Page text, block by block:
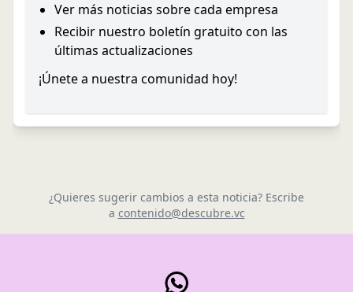
Ver más noticias sobre cada empresa
Recibir nuestro boletín gratuito con las
últimas actualizaciones
¡Únete a nuestra comunidad hoy!
¿Quieres sugerir cambios a esta noticia? Escribe
a contenido@descubre.vc